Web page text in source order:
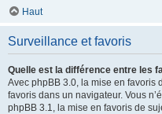
Haut
Surveillance et favoris
Quelle est la différence entre les
Avec phpBB 3.0, la mise en favoris
favoris dans un navigateur. Vous
phpBB 3.1, la mise en favoris de